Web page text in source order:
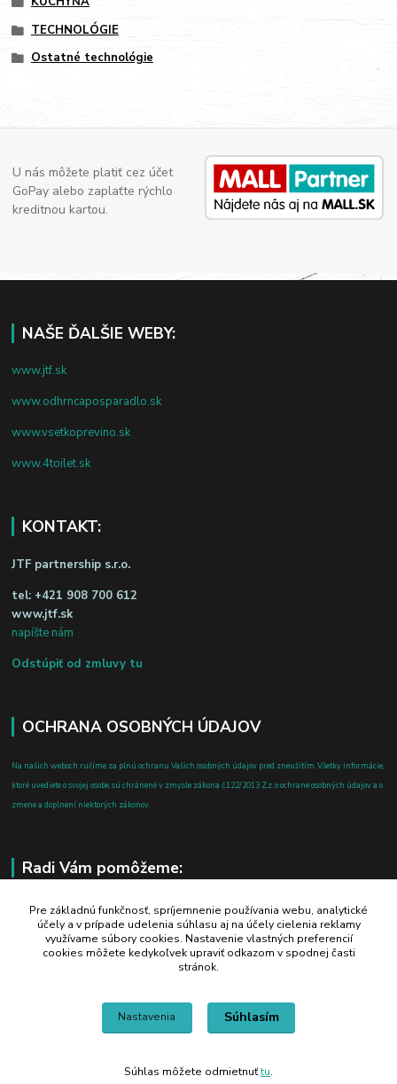
TECHNOLÓGIE
Ostatné technológie
U nás môžete platiť cez účet
GoPay alebo zaplaťte rýchlo
kreditnou kartou.
NAŠE ĎALŠIE WEBY:
www.jtf.sk
www.odhrncaposparadlo.sk
www.vsetkoprevino.sk
www.4toilet.sk
KONTAKT:
JTF partnership s.r.o.
tel: +421 908 700 612
www.jtf.sk
napíšte nám
Odstúpiť od zmluvy tu
OCHRANA OSOBNÝCH ÚDAJOV
Na našich weboch ručíme za plnú ochranu Vašich osobných údajov pred zneužitím. Všetky informácie,
ktoré uvediete o svojej osobe, sú chránené v zmysle zákona č.122/2013 Z.z. o ochrane osobných údajov a o
zmene a doplnení niektorých zákonov.
Radi Vám pomôžeme:
+421 908 700 612
po-pia: 8.00 - 16.00
business@jtf.sk
Pre základnú funkčnosť, spríjemnenie používania webu, analytické
účely a v prípade udelenia súhlasu aj na účely cielenia reklamy
využívame súbory cookies. Nastavenie vlastných preferencií
cookies môžete kedykoľvek upraviť odkazom v spodnej časti
stránok.
Nastavenia Súhlasím
Súhlas môžete odmietnuťtu.